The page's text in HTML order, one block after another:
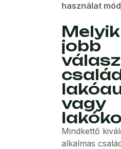
használat
jobb
vagy
Mindkettő
alkalmas